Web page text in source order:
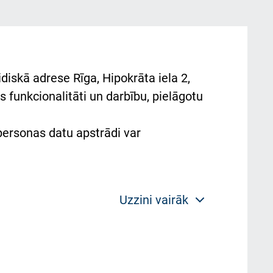
adrese Rīga, Hipokrāta iela 2,
funkcionalitāti un darbību, pielāgotu
datu apstrādi var
Uzzini vairāk